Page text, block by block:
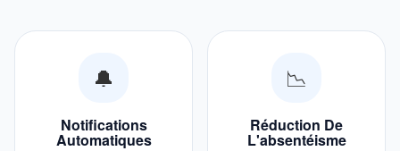
🔔
Notifications
Automatiques
📉
Réduction De
L'absentéisme